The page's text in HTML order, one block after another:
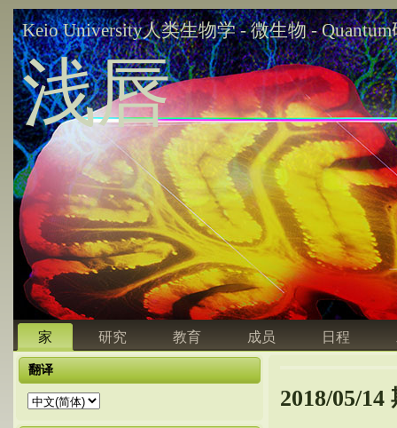
Keio University人类生物学 - 微生物 -
浅唇
家 研究 教育 成员 日程
翻译
2018/05/